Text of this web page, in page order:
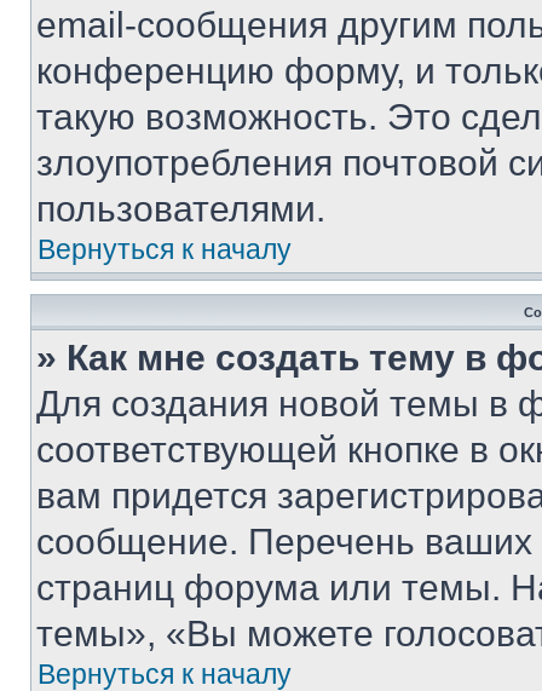
email-сообщения другим
конференцию форму, и
такую возможность. Это
злоупотребления почтовой
пользователями.
Вернуться к началу
» Как мне создать тему в
Для создания новой темы в
соответствующей кнопке в
вам придется
сообщение. Перечень ваших
страниц форума или темы.
темы», «Вы можете
Вернуться к началу